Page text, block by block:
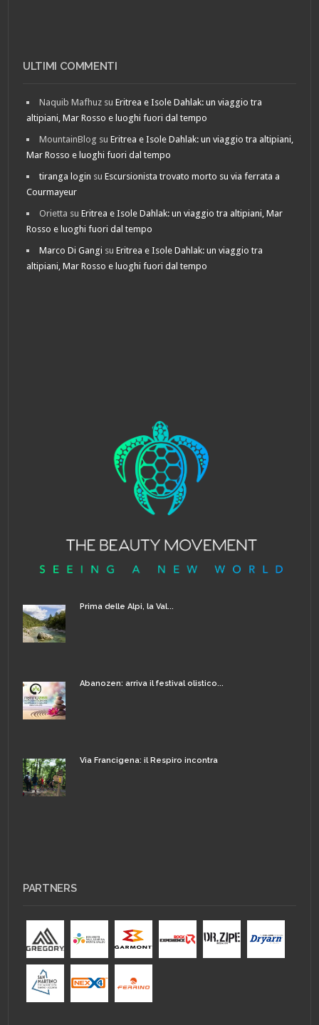
ULTIMI COMMENTI
Naquib Mafhuz suEritrea e Isole Dahlak: un viaggio tra
altipiani, Mar Rosso e luoghi fuori dal tempo
MountainBlog suEritrea e Isole Dahlak: un viaggio tra altipiani,
Mar Rosso e luoghi fuori dal tempo
tiranga login suEscursionista trovato morto su via ferrata a
Courmayeur
Orietta suEritrea e Isole Dahlak: un viaggio tra altipiani, Mar
Rosso e luoghi fuori dal tempo
Marco Di Gangi suEritrea e Isole Dahlak: un viaggio tra
altipiani, Mar Rosso e luoghi fuori dal tempo
Prima delle Alpi, la Val...
Abanozen: arriva il festival olistico...
Via Francigena: il Respiro incontra
PARTNERS